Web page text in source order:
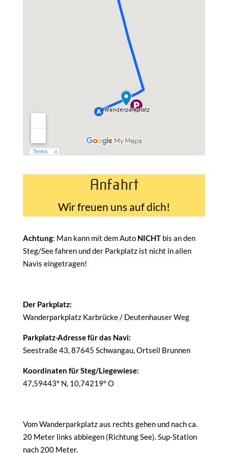
Anfahrt
Wir freuen uns auf dich!
Achtung: Man kann mit dem Auto NICHT bis an den
Steg/See fahren und der Parkplatz ist nicht in allen
Navis eingetragen!
Der Parkplatz:
Wanderparkplatz Karbrücke / Deutenhauser Weg
Parkplatz-Adresse für das Navi:
Seestraße 43, 87645 Schwangau, Ortseil Brunnen
Koordinaten für Steg/Liegewiese:
47,59443° N, 10,74219° O
Vom Wanderparkplatz aus rechts gehen und nach ca.
20 Meter links abbiegen (Richtung See). Sup-Station
nach 200 Meter.